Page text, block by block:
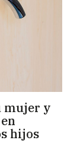
mujer y
hijos